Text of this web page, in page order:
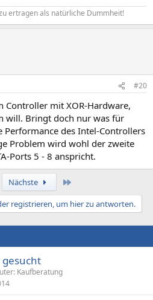
ertragen als natürliche Dummheit!
#20
Controller mit XOR-Hardware,
will. Bringt doch nur was für
Performance des Intel-Controllers
Problem wird wohl der zweite
Ports 5 - 8 anspricht.
Nächste
registrieren, um hier zu antworten.
gesucht
Kaufberatung